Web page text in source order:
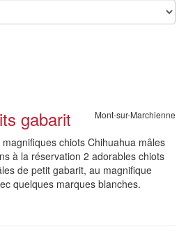
gabarit Mont-sur-Marchienne
chiots Chihuahua mâles
à la réservation 2 adorables chiots
de petit gabarit, au magnifique
quelques marques blanches.